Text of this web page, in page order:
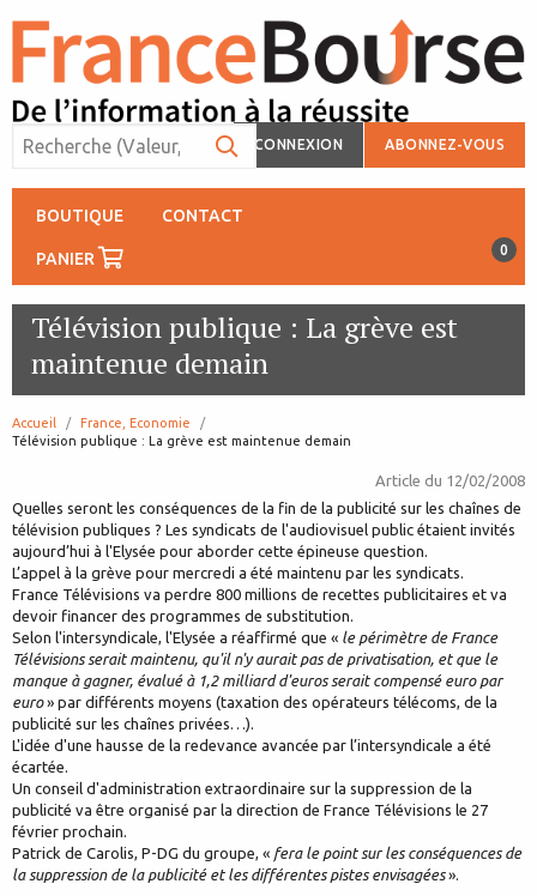
CONNEXION ABONNEZ-VOUS
BOUTIQUE CONTACT
PANIER 0
Télévision publique : La grève est
maintenue demain
Accueil
France, Economie
page:
Télévision publique : La grève est maintenue demain
Article du 12/02/2008
Quelles seront les conséquences de la fin de la publicité sur les chaînes de
télévision publiques ? Les syndicats de l'audiovisuel public étaient invités
aujourd’hui à l'Elysée pour aborder cette épineuse question.
L’appel à la grève pour mercredi a été maintenu par les syndicats.
France Télévisions va perdre 800 millions de recettes publicitaires et va
devoir financer des programmes de substitution.
Selon l'intersyndicale, l'Elysée a réaffirmé que « le périmètre de France
Télévisions serait maintenu, qu'il n'y aurait pas de privatisation, et que le
manque à gagner, évalué à 1,2 milliard d'euros serait compensé euro par
euro» par différents moyens (taxation des opérateurs télécoms, de la
publicité sur les chaînes privées…).
L'idée d'une hausse de la redevance avancée par l’intersyndicale a été
écartée.
Un conseil d'administration extraordinaire sur la suppression de la
publicité va être organisé par la direction de France Télévisions le 27
février prochain.
Patrick de Carolis, P-DG du groupe, « fera le point sur les conséquences de
la suppression de la publicité et les différentes pistes envisagées».